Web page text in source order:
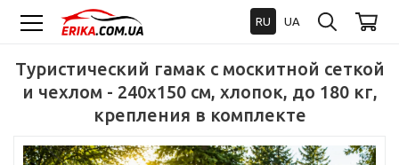
RU UA
Туристический гамак с москитной сеткой
и чехлом - 240x150 см, хлопок, до 180 кг,
крепления в комплекте